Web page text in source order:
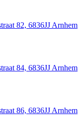
82, 6836JJ Arnhem
84, 6836JJ Arnhem
86, 6836JJ Arnhem